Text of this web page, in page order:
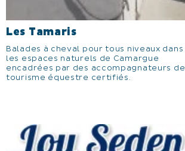
Les Tamaris
Balades à cheval pour tous niveaux dans
les espaces naturels de Camargue
encadrées par des accompagnateurs de
tourisme équestre certifiés.